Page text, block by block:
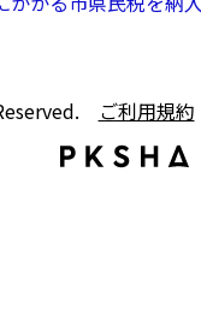
ご利用規約